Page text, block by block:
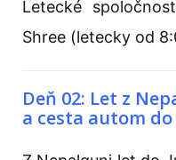
Letecké
Shree (letecky od
Deň 02: Let z
a cesta autom